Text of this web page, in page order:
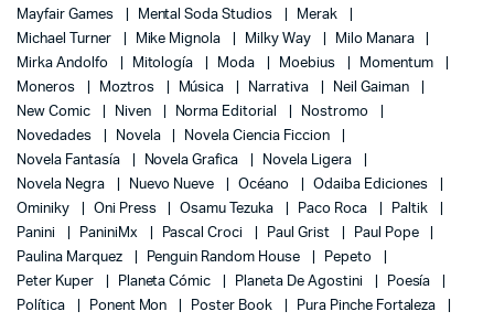
Mayfair Games
Mental Soda Studios
Merak
Michael Turner
Mike Mignola Milky Way
Milo Manara
Mirka Andolfo
Mitología Moda Moebius
Momentum
Moneros
Moztros Música Narrativa
Neil Gaiman
New Comic
Niven Norma Editorial
Nostromo
Novedades
Novela
Novela Ciencia Ficcion
Novela Fantasía
Novela Grafica
Novela Ligera
Novela Negra
Nuevo Nueve Océano
Odaiba Ediciones
Ominiky
Oni Press Osamu Tezuka Paco Roca
Paltik
Panini
PaniniMx Pascal Croci Paul Grist
Paul Pope
Paulina Marquez
Penguin Random House
Pepeto
Peter Kuper
Planeta Cómic Planeta De Agostini
Poesía
Política
Ponent Mon Poster Book
Pura Pinche Fortaleza